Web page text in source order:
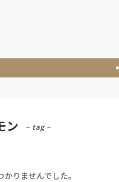
ン – tag –
りませんでした。